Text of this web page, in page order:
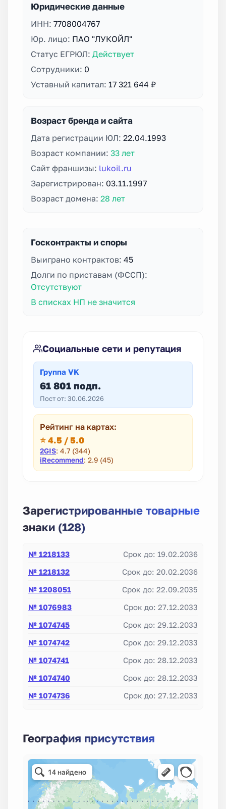
Юридические данные
ИНН: 7708004767
Юр. лицо: ПАО "ЛУКОЙЛ"
Статус ЕГРЮЛ: Действует
Сотрудники: 0
Уставный капитал: 17 321 644 ₽
Возраст бренда и сайта
Дата регистрации ЮЛ: 22.04.1993
Возраст компании: 33 лет
Сайт франшизы: lukoil.ru
Зарегистрирован: 03.11.1997
Возраст домена: 28 лет
Госконтракты и споры
Выиграно контрактов: 45
Долги по приставам (ФССП):
Отсутствуют
В списках НП не значится
Социальные сети и репутация
Группа VK
61 801 подп.
Пост от: 30.06.2026
Рейтинг на картах:
⭐ 4.5 / 5.0
2GIS: 4.7 (344)
iRecommend: 2.9 (45)
Зарегистрированные товарные
знаки (128)
№ 1218133
Срок до: 19.02.2036
№ 1218132
Срок до: 20.02.2036
№ 1208051
Срок до: 22.09.2035
№ 1076983
Срок до: 27.12.2033
№ 1074745
Срок до: 29.12.2033
№ 1074742
Срок до: 29.12.2033
№ 1074741
Срок до: 28.12.2033
№ 1074740
Срок до: 28.12.2033
№ 1074736
Срок до: 27.12.2033
№ 1074733
Срок до: 27.12.2033
№ 1074728
Срок до: 27.12.2033
№ 1074724
Срок до: 27.12.2033
География присутствия